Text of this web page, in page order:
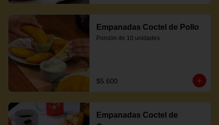
Empanadas Coctel de Pollo
Porción de 10 unidades.
$5.600
Empanadas Coctel de